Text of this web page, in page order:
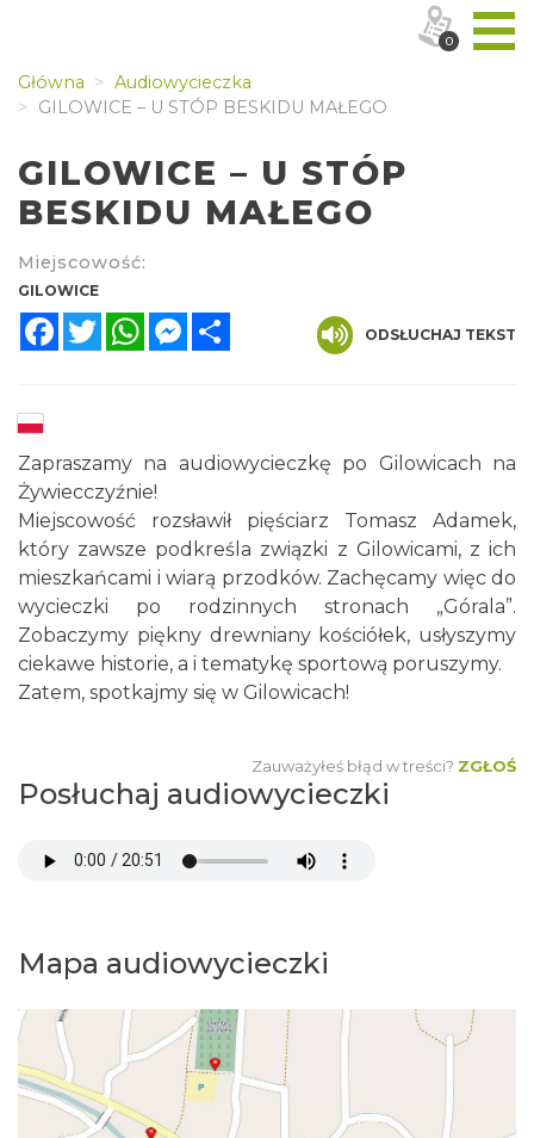
Główna
Audiowycieczka
GILOWICE – U STÓP BESKIDU MAŁEGO
GILOWICE – U STÓP
BESKIDU MAŁEGO
Miejscowość:
GILOWICE
FacebookTwitterWhatsAppMessenger
ODSŁUCHAJ TEKST
Zapraszamy na audiowycieczkę po Gilowicach na
Żywiecczyźnie!
Miejscowość rozsławił pięściarz Tomasz Adamek,
który zawsze podkreśla związki z Gilowicami, z ich
mieszkańcami i wiarą przodków. Zachęcamy więc do
wycieczki po rodzinnych stronach „Górala”.
Zobaczymy piękny drewniany kościółek, usłyszymy
ciekawe historie, a i tematykę sportową poruszymy.
Zatem, spotkajmy się w Gilowicach!
Zauważyłeś błąd w treści? ZGŁOŚ
Posłuchaj audiowycieczki
Mapa audiowycieczki
0